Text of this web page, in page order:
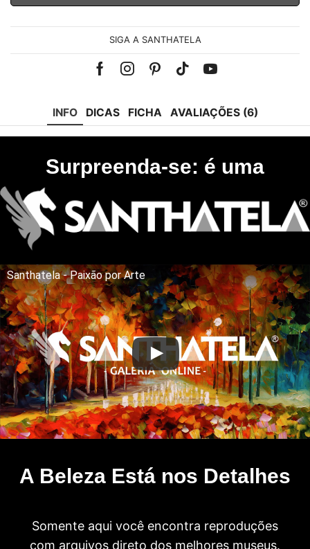
SIGA A SANTHATELA
Facebook
Instagram
Pinterest
Tik-Youtube
INFO DICAS FICHA AVALIAÇÕES (6)
Surpreenda-se: é uma
Santhatela - Paixão por Arte
A Beleza Está nos Detalhes
Somente aqui você encontra reproduções
com arquivos direto dos melhores museus.